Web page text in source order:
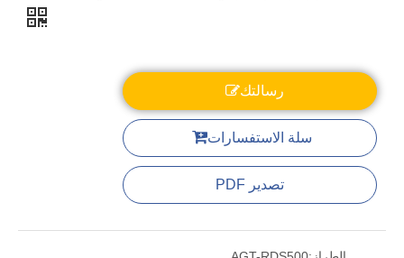
رسالتك
سلة الاستفسارات
تصدير PDF